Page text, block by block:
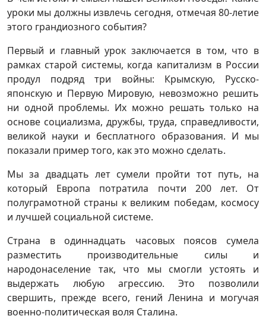
уроки мы должны извлечь сегодня, отмечая 80-летие
этого грандиозного события?
Первый и главный урок заключается в том, что в
рамках старой системы, когда капитализм в России
продул подряд три войны: Крымскую, Русско-
японскую и Первую Мировую, невозможно решить
ни одной проблемы. Их можно решать только на
основе социализма, дружбы, труда, справедливости,
великой науки и бесплатного образования. И мы
показали пример того, как это можно сделать.
Мы за двадцать лет сумели пройти тот путь, на
который Европа потратила почти 200 лет. От
полуграмотной страны к великим победам, космосу
и лучшей социальной системе.
Страна в одиннадцать часовых поясов сумела
разместить производительные силы и
народонаселение так, что мы смогли устоять и
выдержать любую агрессию. Это позволили
свершить, прежде всего, гений Ленина и могучая
военно-политическая воля Сталина.